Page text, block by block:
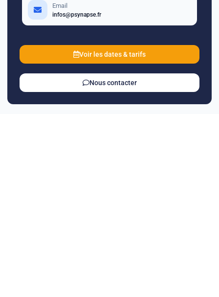
Email
infos@psynapse.fr
Voir les dates & tarifs
Nous contacter